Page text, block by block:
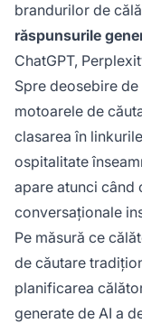
clasamentele
ospitalitate
răspunsurile
devenit
înlocuiesc tot
tradiționale cu
călătoriilor și
brandurilor de
răspunsurile
ChatGPT,
Spre deosebire
motoarele de
clasarea în
ospitalitate
apare atunci când
conversaționale
Pe măsură ce
de căutare
planificarea
generate de AI a